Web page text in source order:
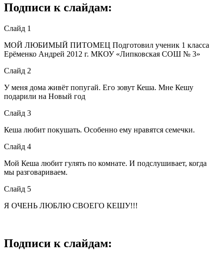
Подписи к слайдам:
Слайд 1
МОЙ ЛЮБИМЫЙ ПИТОМЕЦ Подготовил ученик 1 класса
Ерёменко Андрей 2012 г. МКОУ «Липковская СОШ № 3»
Слайд 2
У меня дома живёт попугай. Его зовут Кеша. Мне Кешу
подарили на Новый год
Слайд 3
Кеша любит покушать. Особенно ему нравятся семечки.
Слайд 4
Мой Кеша любит гулять по комнате. И подслушивает, когда
мы разговариваем.
Слайд 5
Я ОЧЕНЬ ЛЮБЛЮ СВОЕГО КЕШУ!!!
Подписи к слайдам: